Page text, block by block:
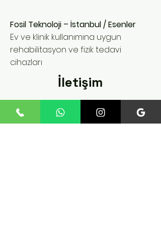
Fosil Teknoloji – İstanbul / Esenler
Ev ve klinik kullanımına uygun
rehabilitasyon ve fizik tedavi
cihazları
İletişim
Fatih Mah. 235 Sk. No:12